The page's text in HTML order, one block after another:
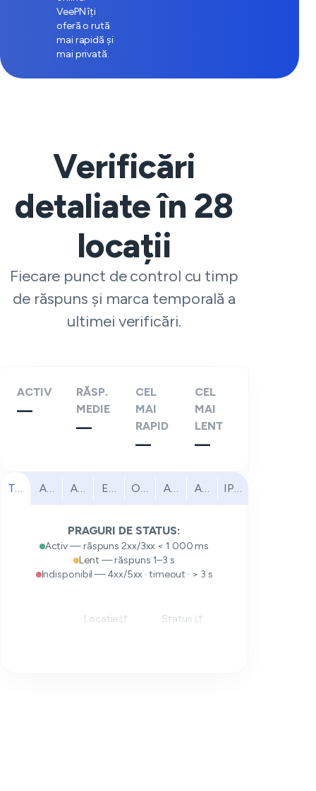
VeePN îți
oferă o rută
mai rapidă și
mai privată.
Verificări
detaliate în 28
locații
Fiecare punct de control cu timp
de răspuns și marca temporală a
ultimei verificări.
ACTIV
—
RĂSP.
MEDIE
—
CEL
MAI
RAPID
—
CEL
MAI
LENT
—
Toate America de Nord
America de Sud
EuropaOrientul Mijlociu
Africa Asia-Pacific
IPv6
PRAGURI DE STATUS:
Activ — răspuns 2xx/3xx < 1 000 ms
Lent — răspuns 1–3 s
Indisponibil — 4xx/5xx · timeout · > 3 s
Locație Status